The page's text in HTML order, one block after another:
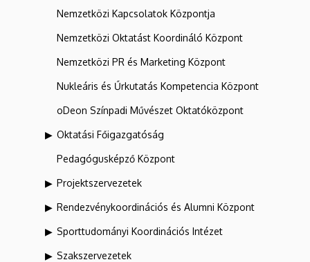
Nemzetközi Kapcsolatok Központja
Nemzetközi Oktatást Koordináló Központ
Nemzetközi PR és Marketing Központ
Nukleáris és Űrkutatás Kompetencia Központ
oDeon Színpadi Művészet Oktatóközpont
Oktatási Főigazgatóság
Pedagógusképző Központ
Projektszervezetek
Rendezvénykoordinációs és Alumni Központ
Sporttudományi Koordinációs Intézet
Szakszervezetek